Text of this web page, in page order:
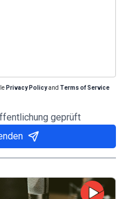
Privacy Policyand Terms of Service
geprüft